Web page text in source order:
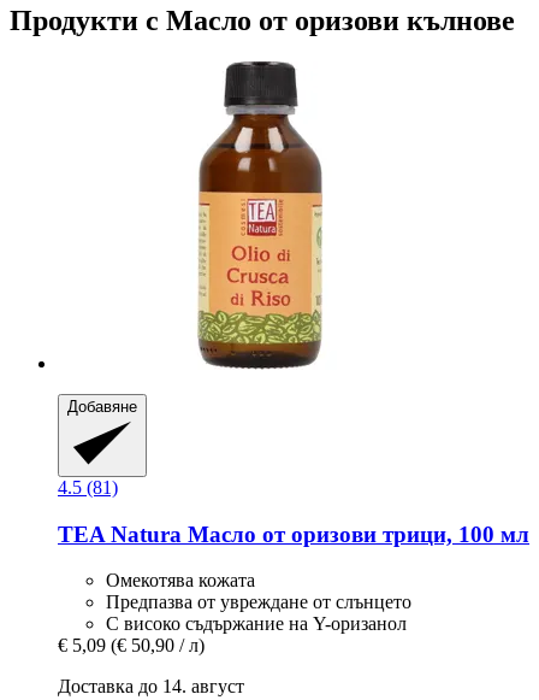
Продукти с Масло от оризови кълнове
Добавяне
4.5 (81)
TEA Natura Масло от оризови трици, 100 мл
Омекотява кожата
Предпазва от увреждане от слънцето
С високо съдържание на Y-оризанол
€ 5,09 (€ 50,90 / л)
Доставка до 14. август